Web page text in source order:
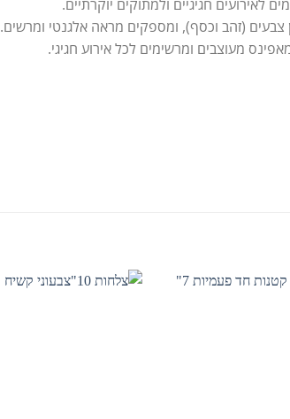
לאירועים חגיגיים ולמתוקים יוקרתיים.
צבעים (זהב וכסף), ומספקים מראה אלגנטי ומרשים.